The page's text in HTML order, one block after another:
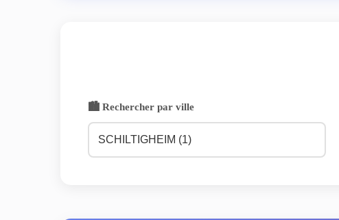
🏙️ Rechercher par ville